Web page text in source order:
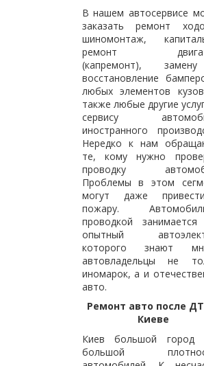
В нашем автосервисе
заказать ремонт
шиномонтаж,
ремонт
(капремонт),
восстановление
любых элементов
также любые другие
сервису
иностранного
Нередко к нам
те, кому нужно
проводку
Проблемы в этом
могут даже
пожару.
проводкой
опытный
которого знают
автовладельцы не
иномарок, а и
авто.
Ремонт авто после
Киеве
Киев большой
большой